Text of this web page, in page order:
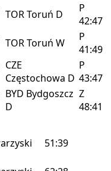
TORToruń D
P
42:47
TORToruń W
P
41:49
CZE
Częstochowa D
P
43:47
BYD Bydgoszcz
D
Z
48:41
51:39